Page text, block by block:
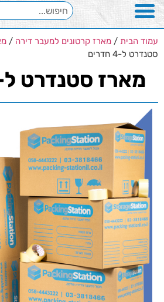
עמוד הבית / מארז קרטונים למעבר דירה /
סטנדרט ל-4 חדרים
מארז סטנדרט ל-4